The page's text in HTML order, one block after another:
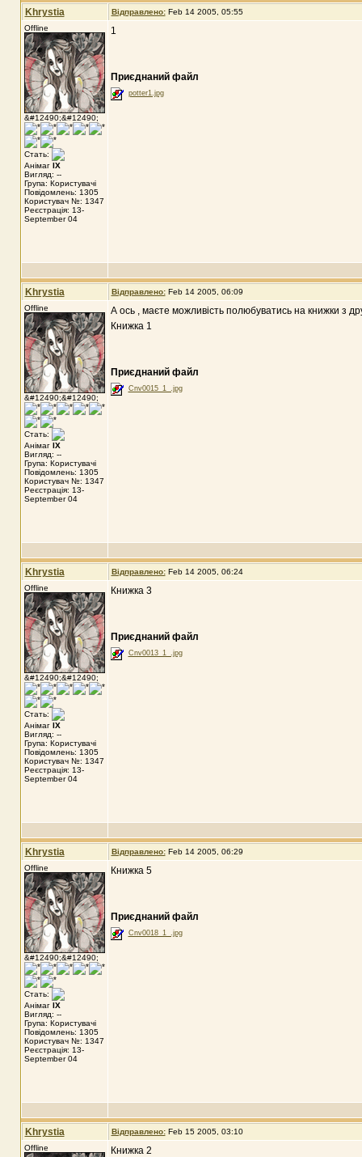
Khrystia Відправлено: Feb 14 2005, 05:55
Offline
&#12490;&#12490;
Стать:
Анімаг IX
Вигляд: --
Група: Користувачі
Повідомлень: 1305
Користувач №: 1347
Реєстрація: 13-
September 04
1
Приєднаний файл
potter1.jpg
Khrystia Відправлено: Feb 14 2005, 06:09
Offline
&#12490;&#12490;
Стать:
Анімаг IX
Вигляд: --
Група: Користувачі
Повідомлень: 1305
Користувач №: 1347
Реєстрація: 13-
September 04
А ось , маєте можливість полюбуватись на книжки з
Книжка 1
Приєднаний файл
Cnv0015_1_.jpg
Khrystia Відправлено: Feb 14 2005, 06:24
Offline
&#12490;&#12490;
Стать:
Анімаг IX
Вигляд: --
Група: Користувачі
Повідомлень: 1305
Користувач №: 1347
Реєстрація: 13-
September 04
Книжка 3
Приєднаний файл
Cnv0013_1_.jpg
Khrystia Відправлено: Feb 14 2005, 06:29
Offline
&#12490;&#12490;
Стать:
Анімаг IX
Вигляд: --
Група: Користувачі
Повідомлень: 1305
Користувач №: 1347
Реєстрація: 13-
September 04
Книжка 5
Приєднаний файл
Cnv0018_1_.jpg
Khrystia Відправлено: Feb 15 2005, 03:10
Offline
Книжка 2